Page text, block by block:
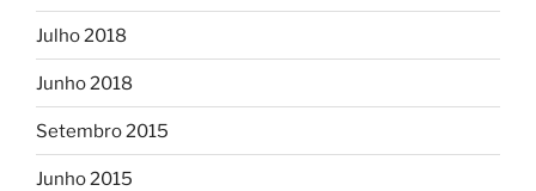
Julho 2018
Junho 2018
Setembro 2015
Junho 2015